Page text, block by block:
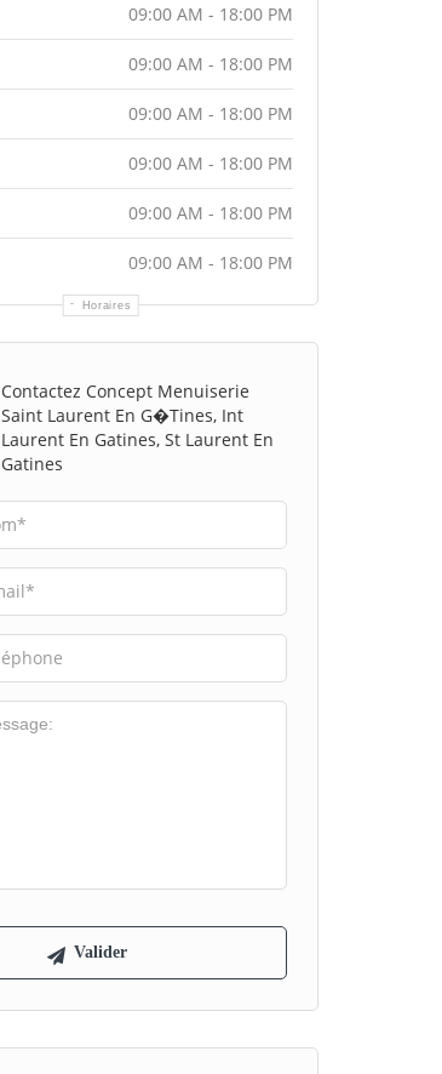
Horaires
09:00 AM - 18:00 PM
09:00 AM - 18:00 PM
09:00 AM - 18:00 PM
09:00 AM - 18:00 PM
09:00 AM - 18:00 PM
09:00 AM - 18:00 PM
Contactez Concept Menuiserie
Saint Laurent En G�tines, Int
Laurent En Gatines, St Laurent En
Gatines